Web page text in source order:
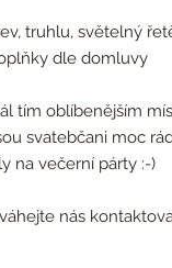
truhlu, světelný
dle domluvy
tím oblíbenějším
svatebčani moc
na večerní párty :-)
nás